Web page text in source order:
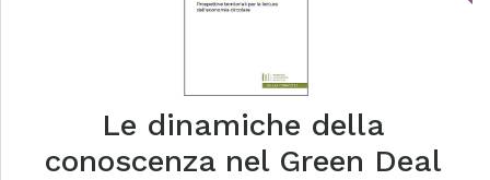
Le dinamiche della
conoscenza nel Green Deal